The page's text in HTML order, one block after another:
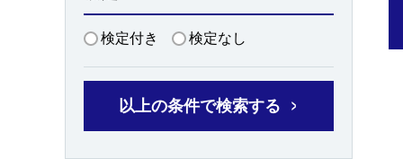
検定付き 検定なし
以上の条件で検索する